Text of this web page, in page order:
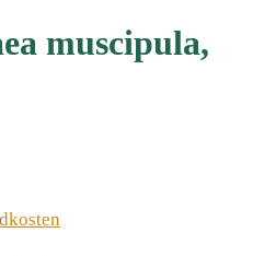
muscipula,